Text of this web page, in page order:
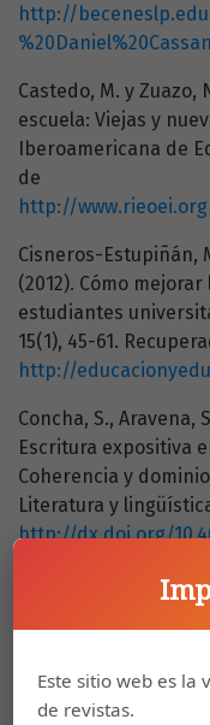
http://
Castedo, M. y Zuazo,
escuela: Viejas y
Iberoamericana de
de
http://
Cisneros-Estupiñán,
(2012). Cómo
estudiantes
15(1), 45-61.
http://
Concha, S., Aravena,
Escritura expositiva
Coherencia y
Literatura y
http://dx.doi.org/
Cueva, L.
las características
Recuperado de
id=21911525005
Este sitio web es la
de revistas.